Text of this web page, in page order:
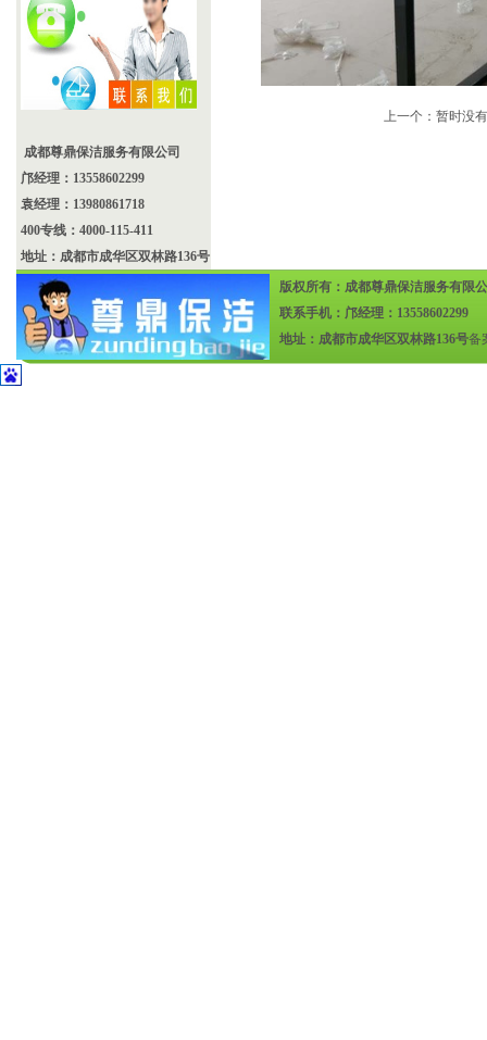
成都尊鼎保洁服务有限公司
邝经理：13558602299
袁经理：13980861718
400专线：4000-115-411
地址：成都市成华区双林路136号
上一个：暂时没有
版权所有：成都尊鼎保洁服务有限
联系手机：邝经理：13558602299
地址：成都市成华区双林路136号备